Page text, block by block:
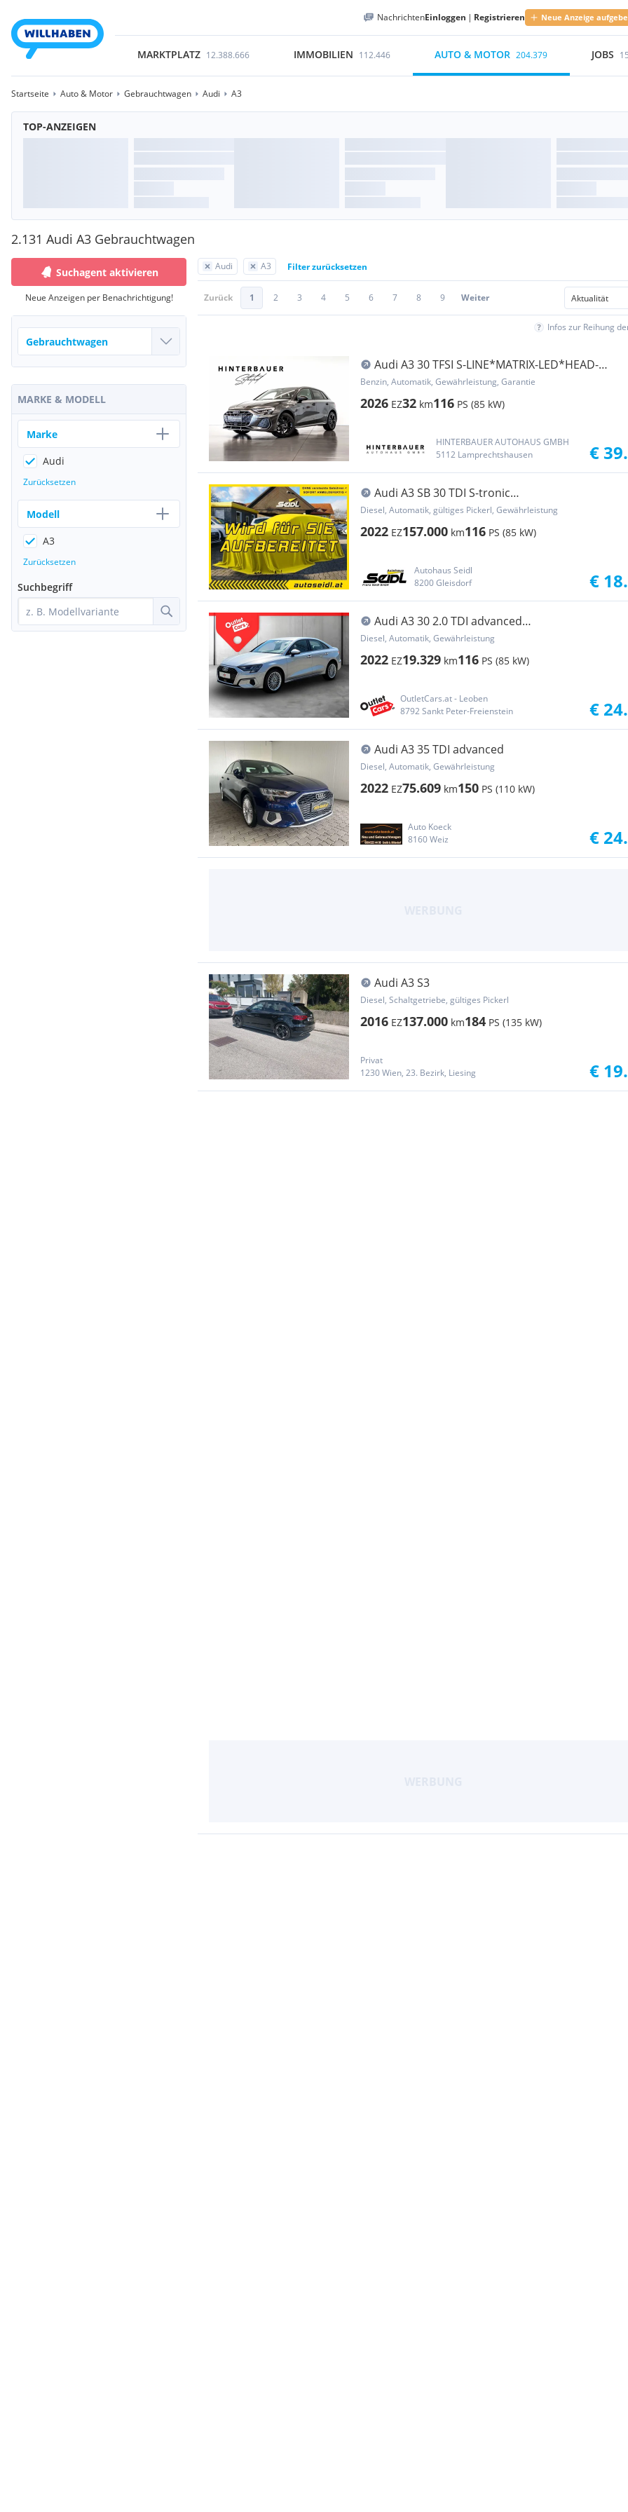
NachrichtenEinloggen | Registrieren Neue Anzeige
MARKTPLATZ 12.388.666 IMMOBILIEN 112.446 AUTO & MOTOR 204.379 JOBS
Startseite Auto & Motor Gebrauchtwagen Audi A3
TOP-ANZEIGEN
2.131 Audi A3 Gebrauchtwagen
Audi A3 Filter zurücksetzen
Zurück 1 2 3 4 5 6 7 8 9 Weiter
Infos zur Reihung
Audi A3 30 TFSI S-LINE*MATRIX-LED*HEAD-
UP*SONOS*MMI*
Benzin, Automatik, Gewährleistung, Garantie
2026 EZ32 km116 PS (85 kW)
HINTERBAUER AUTOHAUS GMBH
5112 Lamprechtshausen
€
Audi A3 SB 30 TDI S-tronic
*VIRTUAL+LED+NAVI*
Diesel, Automatik, gültiges Pickerl, Gewährleistung
2022 EZ157.000 km116 PS (85 kW)
Autohaus Seidl
8200 Gleisdorf
€
Audi A3 30 2.0 TDI advanced
ASSIST+NAVI+Virtual+LM
Diesel, Automatik, Gewährleistung
2022 EZ19.329 km116 PS (85 kW)
OutletCars.at - Leoben
8792 Sankt Peter-Freienstein
€
Audi A3 35 TDI advanced
Diesel, Automatik, Gewährleistung
2022 EZ75.609 km150 PS (110 kW)
Auto Koeck
8160 Weiz
€
Audi A3 S3
Diesel, Schaltgetriebe, gültiges Pickerl
2016 EZ137.000 km184 PS (135 kW)
Privat
1230 Wien, 23. Bezirk, Liesing
€
Suchagent aktivieren
Neue Anzeigen per Benachrichtigung!
MARKE & MODELL
Marke
Audi
Zurücksetzen
Modell
A3
Zurücksetzen
Suchbegriff